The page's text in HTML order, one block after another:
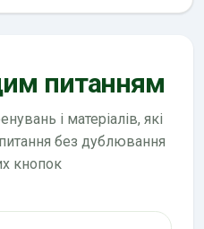
питанням
і матеріалів, які
без дублювання
кнопок